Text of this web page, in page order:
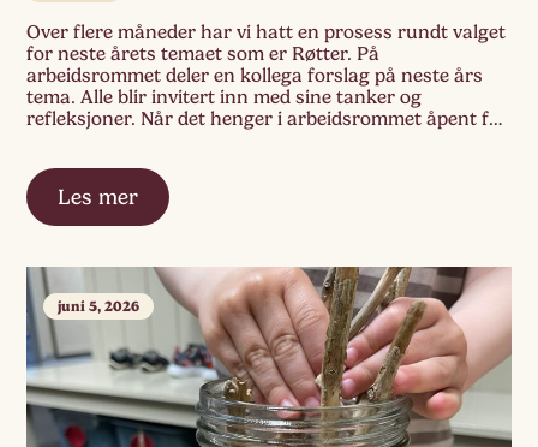
Over flere måneder har vi hatt en prosess rundt valget
for neste årets temaet som er Røtter. På
arbeidsrommet deler en kollega forslag på neste års
tema. Alle blir invitert inn med sine tanker og
refleksjoner. Når det henger i arbeidsrommet åpent for
Les mer
juni 5, 2026